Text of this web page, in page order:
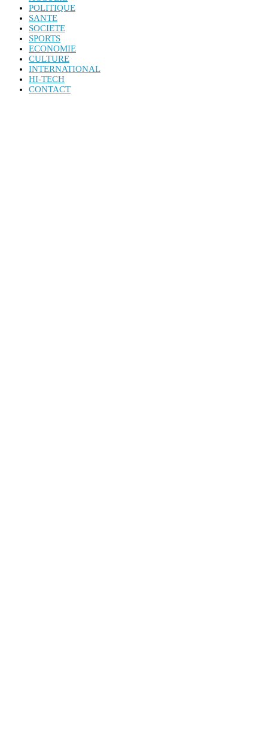
POLITIQUE
SANTE
SOCIETE
SPORTS
ECONOMIE
CULTURE
INTERNATIONAL
HI-TECH
CONTACT